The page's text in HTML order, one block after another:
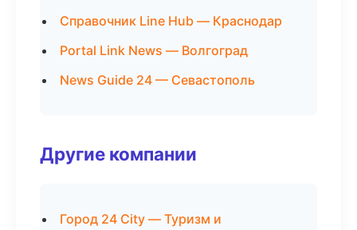
Справочник Line Hub — Краснодар
Portal Link News — Волгоград
News Guide 24 — Севастополь
Другие компании
Город 24 City — Туризм и